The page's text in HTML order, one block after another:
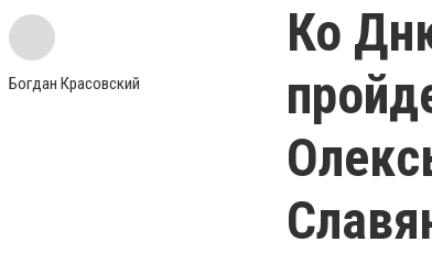
Богдан Красовский
Ко